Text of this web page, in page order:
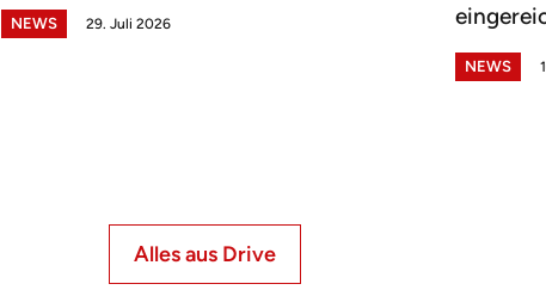
NEWS 29. Juli 2026
NEWS
Alles aus Drive